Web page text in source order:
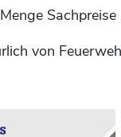
von